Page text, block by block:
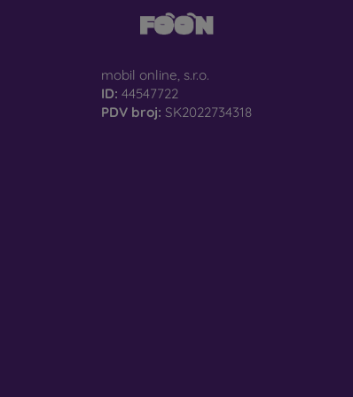
mobil online, s.r.o.
ID: 44547722
PDV broj: SK2022734318